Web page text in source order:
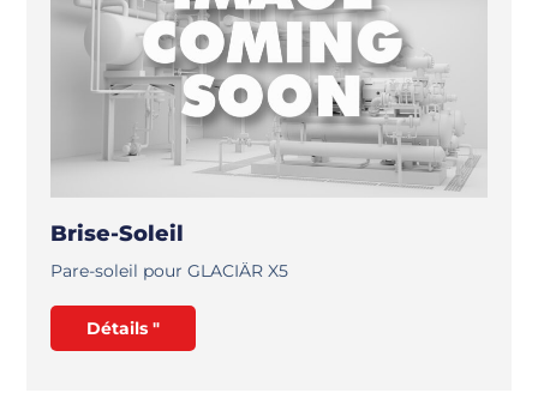
Brise-Soleil
Pare-soleil pour GLACIÄR X5
Détails "